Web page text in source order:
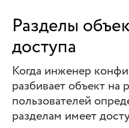
Разделы
доступа
Когда инженер
разбивает объект на
пользователей
разделам имеет